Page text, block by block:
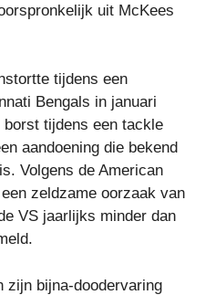
uit McKees
tijdens een
Bengals in januari
tijdens een tackle
aandoening die bekend
Volgens de American
zeldzame oorzaak van
VS jaarlijks minder dan
zijn bijna-doodervaring